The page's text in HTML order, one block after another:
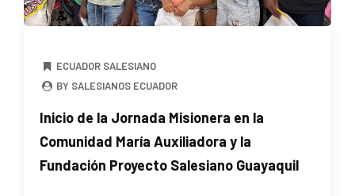
ECUADOR SALESIANO
BY SALESIANOS ECUADOR
Inicio de la Jornada Misionera en la
Comunidad María Auxiliadora y la
Fundación Proyecto Salesiano Guayaquil